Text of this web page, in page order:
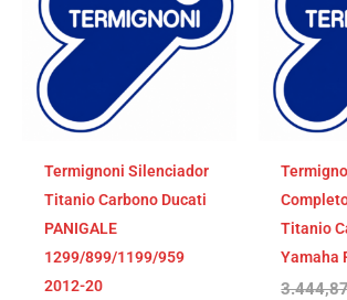
Termignoni Silenciador
Titanio Carbono Ducati
PANIGALE
1299/899/1199/959
2012-20
3.460,59€.
3.114,53€.
Titanio
Yamaha